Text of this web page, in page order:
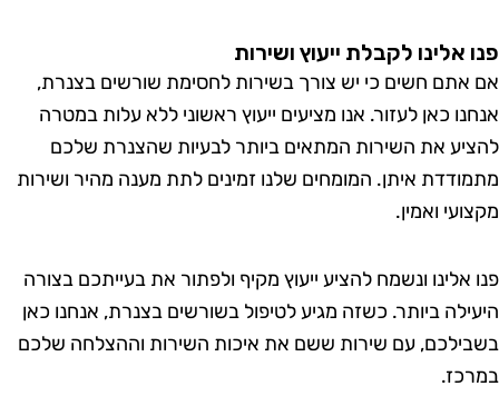
אלינו לקבלת ייעוץ ושירות
חשים כי יש צורך בשירות לחסימת שורשים בצנרת,
כאן לעזור. אנו מציעים ייעוץ ראשוני ללא עלות במטרה
את השירות המתאים ביותר לבעיות שהצנרת שלכם
איתן. המומחים שלנו זמינים לתת מענה מהיר ושירות
ואמין.
אלינו ונשמח להציע ייעוץ מקיף ולפתור את בעייתכם בצורה
ביותר. כשזה מגיע לטיפול בשורשים בצנרת, אנחנו כאן
עם שירות ששם את איכות השירות וההצלחה שלכם